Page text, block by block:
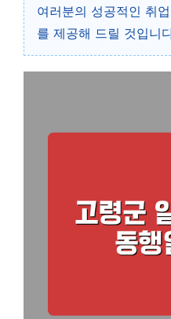
여러분의 성공적인 취
를 제공해 드릴 것입니